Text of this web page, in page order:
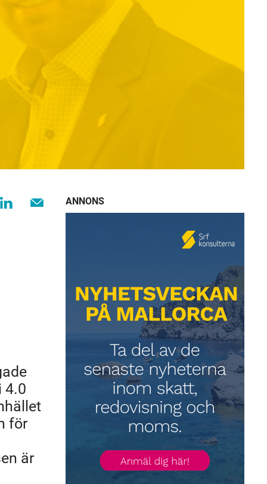
4.0
för
är
ANNONS